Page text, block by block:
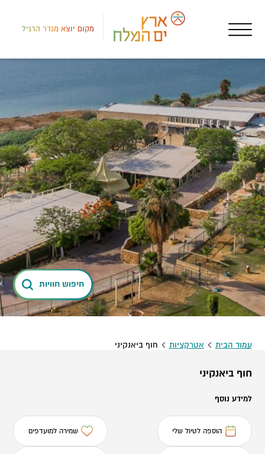
מקום יוצא מגדר הרגיל
חיפוש חוויות
עמוד הבית אטרקציות חוף ביאנקיני
חוף ביאנקיני
למידע נוסף
הוספה לטיול שלי שמירה למועדפים